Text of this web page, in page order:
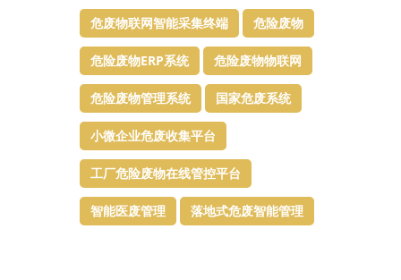
危废物联网智能采集终端 危险废物
危险废物ERP系统 危险废物物联网
危险废物管理系统 国家危废系统
小微企业危废收集平台
工厂危险废物在线管控平台
智能医废管理 落地式危废智能管理